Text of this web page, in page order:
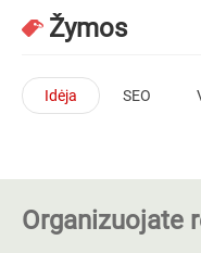
Žymos
Idėja SEO
Organizuojate